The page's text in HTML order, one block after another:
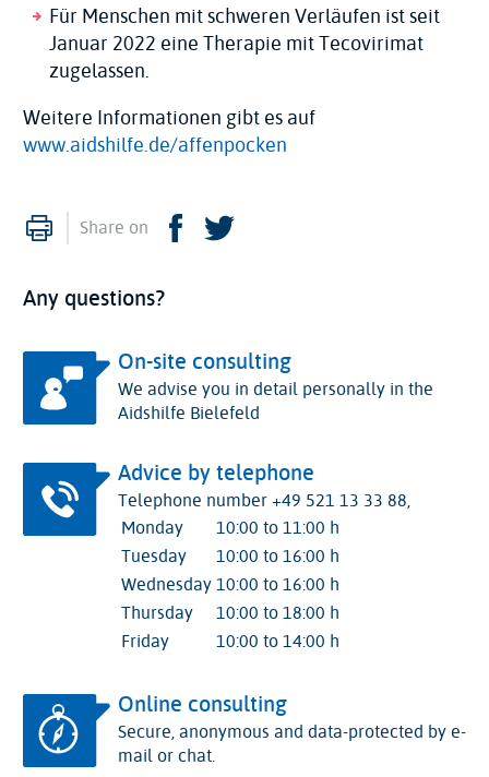
Für Menschen mit schweren Verläufen ist seit
Januar 2022 eine Therapie mit Tecovirimat
zugelassen.
Weitere Informationen gibt es auf
www.aidshilfe.de/affenpocken
Print
Share on Facebook
Any questions?
On-site consulting
We advise you in detail personally in the
Aidshilfe Bielefeld
Advice by telephone
Telephone number +49 521 13 33 88,
Monday
10:00 to 11:00 h
Tuesday
10:00 to 16:00 h
Wednesday10:00 to 16:00 h
Thursday
10:00 to 18:00 h
Friday
10:00 to 14:00 h
Online consulting
Secure, anonymous and data-protected by e-
mail or chat.